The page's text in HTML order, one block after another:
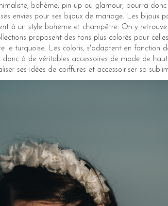
bohème, pin-up ou glamour, pourra donc
envies pour ses bijoux de mariage. Les bijoux
à un style bohème et champêtre. On y retrouve
proposent des tons plus colorés pour
le turquoise. Les coloris, s'adaptent en fonction
à de véritables accessoires de mode de
ses idées de coiffures et accessoiriser sa